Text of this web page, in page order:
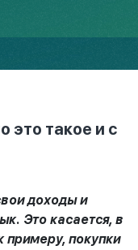
это такое и с
доходы и
Это касается, в
примеру, покупки